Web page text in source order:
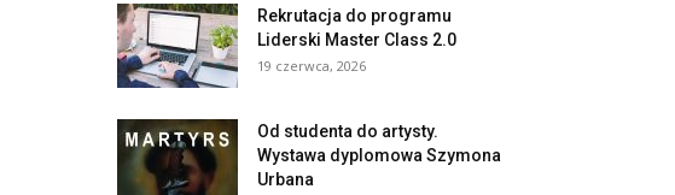
Rekrutacja do programu
Liderski Master Class 2.0
19 czerwca, 2026
Od studenta do artysty.
Wystawa dyplomowa Szymona
Urbana